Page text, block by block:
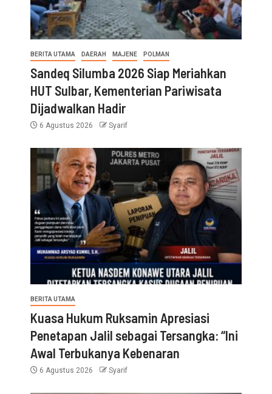
BERITA UTAMA DAERAH MAJENE POLMAN
Sandeq Silumba 2026 Siap Meriahkan
HUT Sulbar, Kementerian Pariwisata
Dijadwalkan Hadir
6 Agustus 2026 Syarif
BERITA UTAMA
Kuasa Hukum Ruksamin Apresiasi
Penetapan Jalil sebagai Tersangka: “Ini
Awal Terbukanya Kebenaran
6 Agustus 2026 Syarif